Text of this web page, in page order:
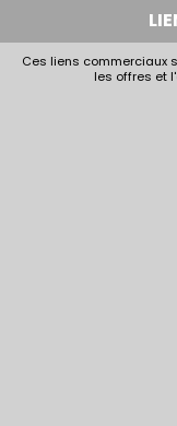
Ces liens commerciaux
les offres et